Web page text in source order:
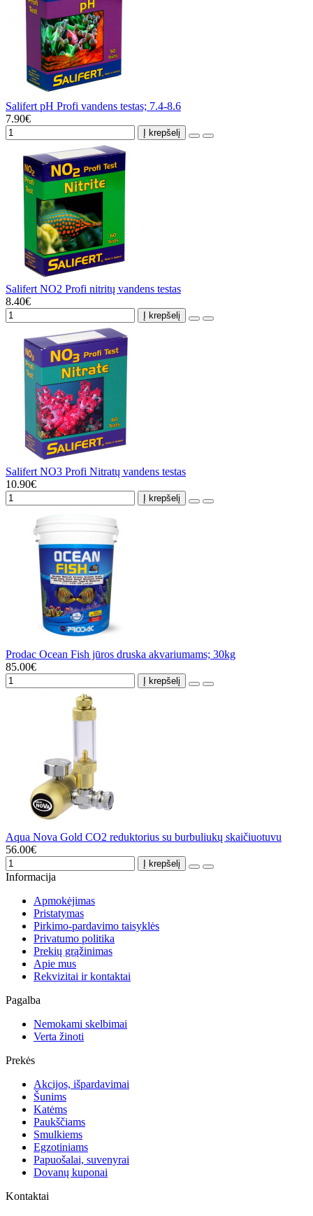
Salifert pH Profi vandens testas; 7.4-8.6
7.90€
Į krepšelį
Salifert NO2 Profi nitritų vandens testas
8.40€
Į krepšelį
Salifert NO3 Profi Nitratų vandens testas
10.90€
Į krepšelį
Prodac Ocean Fish jūros druska akvariumams; 30kg
85.00€
Į krepšelį
Aqua Nova Gold CO2 reduktorius su burbuliukų skaičiuotuvu
56.00€
Į krepšelį
Informacija
Apmokėjimas
Pristatymas
Pirkimo-pardavimo taisyklės
Privatumo politika
Prekių grąžinimas
Apie mus
Rekvizitai ir kontaktai
Pagalba
Nemokami skelbimai
Verta žinoti
Prekės
Akcijos, išpardavimai
Šunims
Katėms
Paukščiams
Smulkiems
Egzotiniams
Papuošalai, suvenyrai
Dovanų kuponai
Kontaktai